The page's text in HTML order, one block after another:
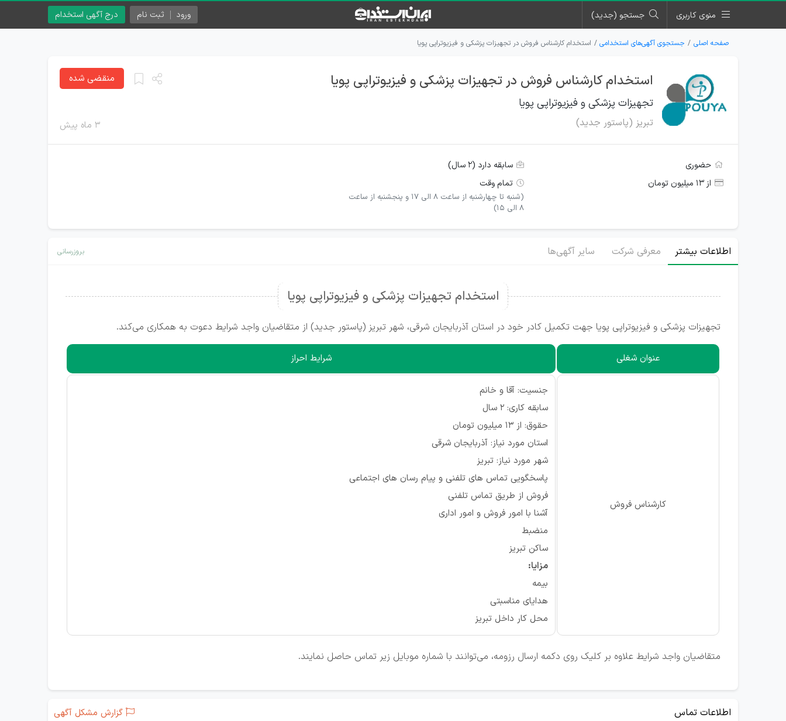
منوی کاربری جستجو (جدید) درج آگهی استخدام ورود ثبت نام
صفحه اصلی جستجوی آگهی‌های استخدامی استخدام کارشناس فروش در تجهیزات پزشکی و فیزیوتراپی پویا
استخدام کارشناس فروش در تجهیزات پزشکی و فیزیوتراپی پویا
تجهیزات پزشکی و فیزیوتراپی پویا
تبریز (پاستور جدید) ۳ ماه پیش
منقضی شده
حضوری
سابقه دارد (۲ سال)
از ۱۳ میلیون تومان
تمام وقت
(شنبه تا چهارشنبه از ساعت 8 الی 17 و پنجشنبه از ساعت
8 الی 15)
اطلاعات بیشتر معرفی شرکت سایر آگهی‌ها بروزرسانی
استخدام تجهیزات پزشکی و فیزیوتراپی پویا
تجهیزات پزشکی و فیزیوتراپی پویا جهت تکمیل کادر خود در استان آذربایجان شرقی، شهر تبریز (پاستور جدید) از متقاضیان واجد شرایط دعوت به همکاری می‌کند.
عنوان شغلی شرایط احراز
کارشناس فروش
جنسیت: آقا و خانم
سابقه کاری: ۲ سال
حقوق: از ۱۳ میلیون تومان
استان مورد نیاز: آذربایجان شرقی
شهر مورد نیاز: تبریز
پاسخگویی تماس های تلفنی و پیام رسان های اجتماعی
فروش از طریق تماس تلفنی
آشنا با امور فروش و امور اداری
منضبط
ساکن تبریز
مزایا:
بیمه
هدایای مناسبتی
محل کار داخل تبریز
متقاضیان واجد شرایط علاوه بر کلیک روی دکمه ارسال رزومه، می‌توانند با شماره موبایل زیر تماس حاصل نمایند.
اطلاعات تماس گزارش مشکل آگهی